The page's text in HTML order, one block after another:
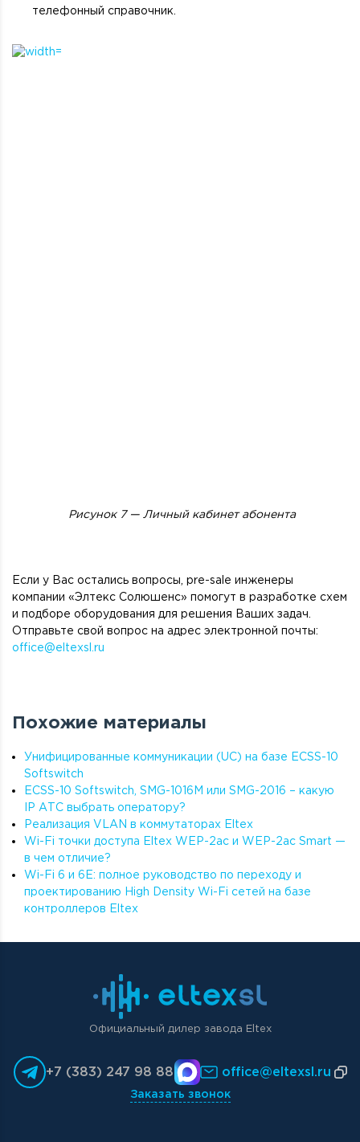
телефонный справочник.
Рисунок 7 — Личный кабинет абонента
Если у Вас остались вопросы, pre-sale инженеры
компании «Элтекс Солюшенс» помогут в разработке схем
и подборе оборудования для решения Ваших задач.
Отправьте свой вопрос на адрес электронной почты:
office@eltexsl.ru
Похожие материалы
Унифицированные коммуникации (UC) на базе ECSS-10
Softswitch
ECSS-10 Softswitch, SMG-1016M или SMG-2016 – какую
IP АТС выбрать оператору?
Реализация VLAN в коммутаторах Eltex
Wi-Fi точки доступа Eltex WEP-2ac и WEP-2ac Smart —
в чем отличие?
Wi-Fi 6 и 6E: полное руководство по переходу и
проектированию High Density Wi-Fi сетей на базе
контроллеров Eltex
Официальный дилер завода Eltex
+7 (383) 247 98 88
Заказать звонок
office@eltexsl.ru